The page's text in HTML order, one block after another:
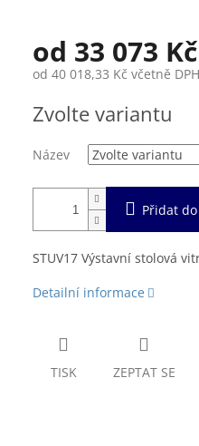
od 33 073 Kč
od 40 018,33 Kč včetně DPH
cena:
Zvolte variantu
Název
Přidat
STUV17 Výstavní stolová
Detailní informace
TISK ZEPTAT SE